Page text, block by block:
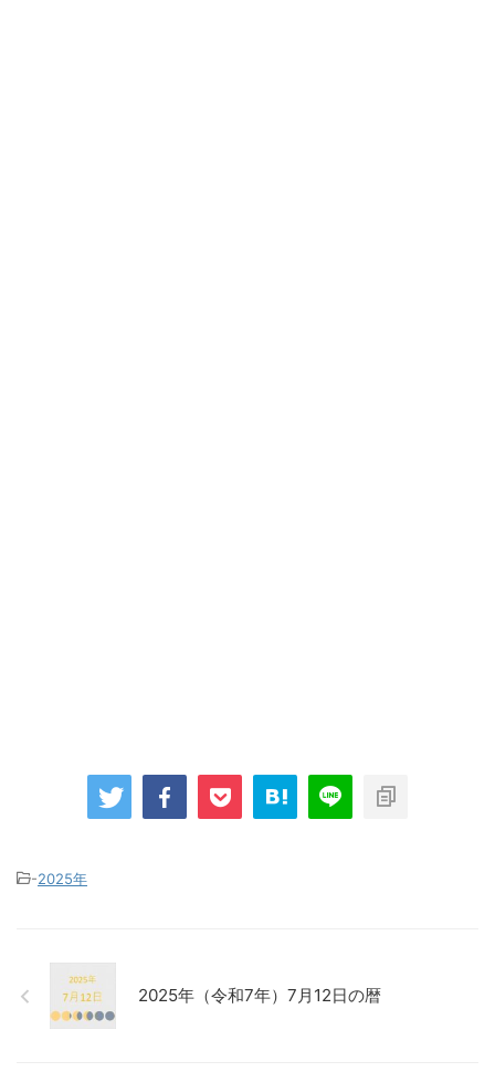
-2025年
2025年（令和7年）7月12日の暦